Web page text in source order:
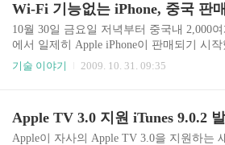
접 경험할 일은 거의 없었다. 주로 주변에
는 제품을 몇 번 만져보거나 장점 등을 이
서 알게 되었다. 최근들어서는 Apple 제품
가 늘면서 조금 더 관심을 가지고 보고 있었
더 알게 되었다. 흔히 말하는 '애플빠'는 아
그렇지만 Apple 제..
Wi-Fi 기능없는 iPhone, 중국 판
10월 30일 금요일 저녁부터 중국내 2,000
에서 일제히 Apple iPhone이 판매되기 시
위 이동통신사인 China Unicom을 통해 판매
판매에 어떤 영향을 미칠지 주목되는 상황
번에 판매되는 iPhone은 중국정부의 간섭으
기술 이야기 2009. 10. 31. 09:35
Apple TV 3.0 지원 iTunes 9.0.2
Apple이 자사의 Apple TV 3.0을 지원하는